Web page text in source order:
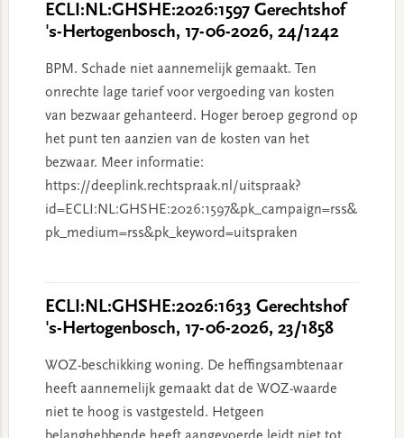
ECLI:NL:GHSHE:2026:1597 Gerechtshof
's-Hertogenbosch, 17-06-2026, 24/1242
BPM. Schade niet aannemelijk gemaakt. Ten
onrechte lage tarief voor vergoeding van kosten
van bezwaar gehanteerd. Hoger beroep gegrond op
het punt ten aanzien van de kosten van het
bezwaar. Meer informatie:
https://deeplink.rechtspraak.nl/uitspraak?
id=ECLI:NL:GHSHE:2026:1597&pk_campaign=rss&
pk_medium=rss&pk_keyword=uitspraken
ECLI:NL:GHSHE:2026:1633 Gerechtshof
's-Hertogenbosch, 17-06-2026, 23/1858
WOZ-beschikking woning. De heffingsambtenaar
heeft aannemelijk gemaakt dat de WOZ-waarde
niet te hoog is vastgesteld. Hetgeen